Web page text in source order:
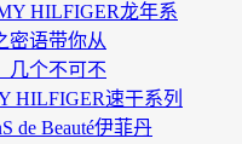
HILFIGER龙年系
密语带你从
几个不可不
HILFIGER速干系列
de Beauté伊菲丹